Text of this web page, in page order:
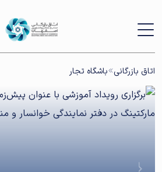
اتاق بازرگانی باشگاه تجار